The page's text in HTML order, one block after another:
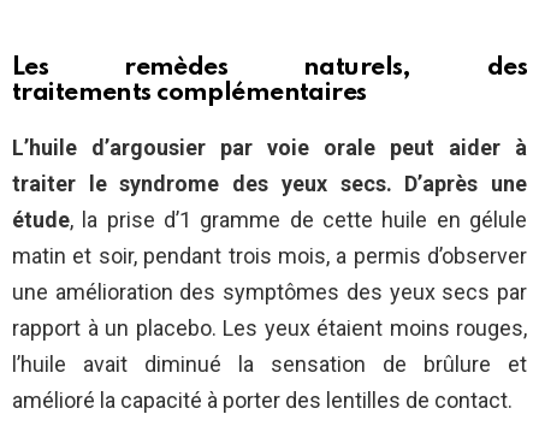
Les remèdes naturels, des
traitements complémentaires
L’huile d’argousier par voie orale peut aider à
traiter le syndrome des yeux secs. D’après une
étude, la prise d’1 gramme de cette huile en gélule
matin et soir, pendant trois mois, a permis d’observer
une amélioration des symptômes des yeux secs par
rapport à un placebo. Les yeux étaient moins rouges,
l’huile avait diminué la sensation de brûlure et
amélioré la capacité à porter des lentilles de contact.